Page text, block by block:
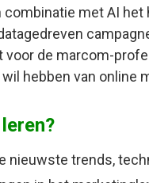
combinatie met AI het
voor de marcom-
hebben van online
nieuwste trends,